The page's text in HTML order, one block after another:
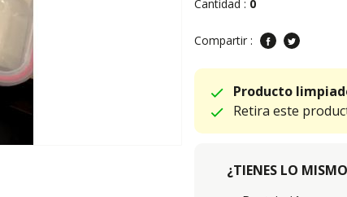
Cantidad : 0
Compartir :
Producto
Retira este
¿TIENES LO